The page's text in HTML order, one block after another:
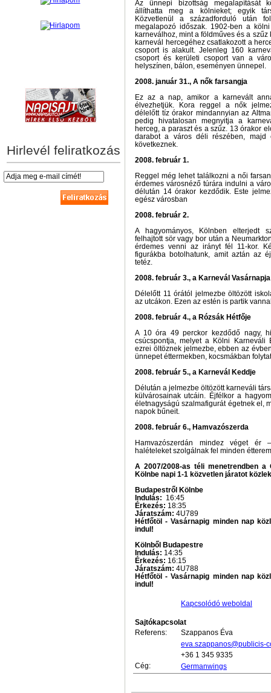
Hirlevél feliratkozás
Az ünnepi bizottság megalapítását
állíthatta meg a kölnieket; egyik
Közvetlenül a századforduló után
megalapozó időszak. 1902-ben a
karneválhoz, mint a földműves és a
karnevál hercegéhez csatlakozott a
csoport is alakult. Jelenleg 160
csoport és kerületi csoport van a
helyszínen, bálon, eseményen ünnepel.
2008. január 31., A nők farsangja
Ez az a nap, amikor a karnevált
élvezhetjük. Kora reggel a nők
délelőtt tíz órakor mindannyian az
pedig hivatalosan megnyitja a
herceg, a paraszt és a szűz. 13 órakor
darabot a város déli részében, majd
következnek.
2008. február 1.
Reggel még lehet találkozni a női
érdemes városnéző túrára indulni a
délután 14 órakor kezdődik. Este
egész városban
2008. február 2.
A hagyományos, Kölnben elterjedt
felhajtott sör vagy bor után a
érdemes venni az irányt fél 11-kor.
figurákba botolhatunk, amit aztán az
tetéz.
2008. február 3., a Karnevál Vasárnapja
Délelőtt 11 órától jelmezbe öltözött
az utcákon. Ezen az estén is partik
2008. február 4., a Rózsák Hétfője
A 10 óra 49 perckor kezdődő nagy,
csúcspontja, melyet a Kölni Karneváli
ezrei öltöznek jelmezbe, ebben az
ünnepet éttermekben, kocsmákban
2008. február 5., a Karnevál Keddje
Délután a jelmezbe öltözött karneváli
külvárosainak utcáin. Éjfélkor a
életnagyságú szalmafigurát égetnek el,
napok bűneit.
2008. február 6., Hamvazószerda
Hamvazószerdán mindez véget ér
halételeket szolgálnak fel minden
A 2007/2008-as téli menetrendben a
Kölnbe napi 1-1 közvetlen járatot
Budapestről Kölnbe
Indulás: 16:45
Érkezés: 18:35
Járatszám: 4U789
Hétfőtöl - Vasárnapig minden nap
indul!
Kölnből Budapestre
Indulás: 14:35
Érkezés: 16:15
Járatszám: 4U788
Hétfőtöl - Vasárnapig minden nap
indul!
Kapcsolódó weboldal
Sajtókapcsolat
Referens:
Szappanos Éva
eva.szappanos@publicis-
+36 1 345 9335
Cég:
Germanwings